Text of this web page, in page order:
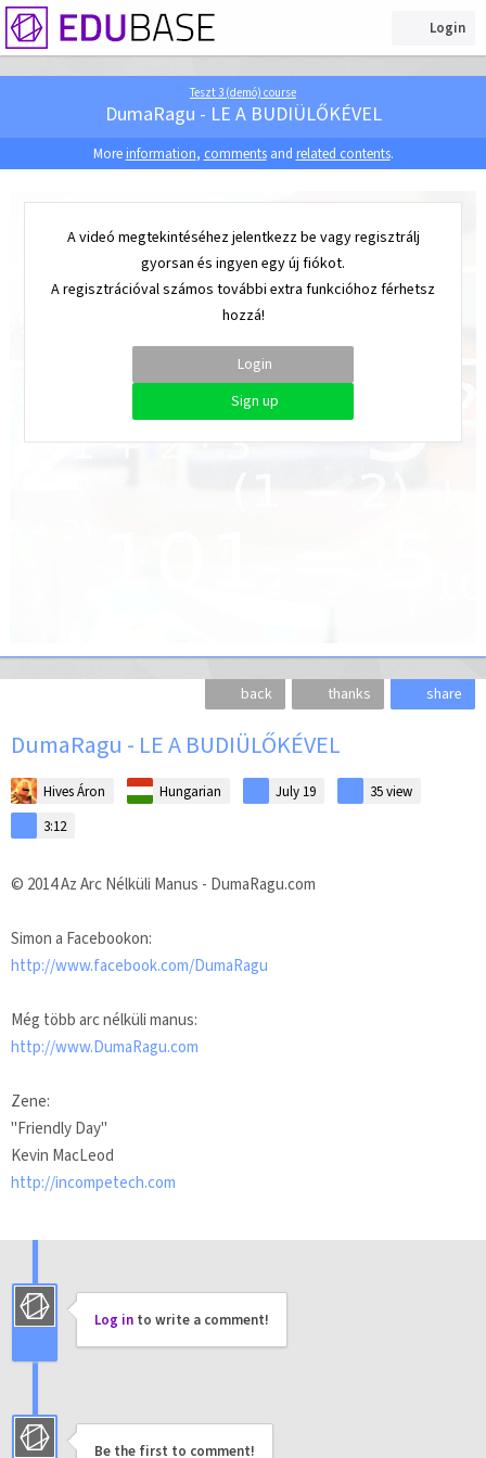
Login
Teszt 3 (demó) course
DumaRagu - LE A BUDIÜLŐKÉVEL
Moreinformation, commentsand related contents.
A videó megtekintéséhez jelentkezz be vagy regisztrálj
gyorsan és ingyen egy új fiókot.
A regisztrációval számos további extra funkcióhoz férhetsz
hozzá!
Login
Sign up
back thanks share
DumaRagu - LE A BUDIÜLŐKÉVEL
Hives Áron Hungarian July 19 35view
3:12
© 2014 Az Arc Nélküli Manus - DumaRagu.com
Simon a Facebookon:
http://www.facebook.com/DumaRagu
Még több arc nélküli manus:
http://www.DumaRagu.com
Zene:
"Friendly Day"
Kevin MacLeod
http://incompetech.com
Log in to write a comment!
Be the first to comment!